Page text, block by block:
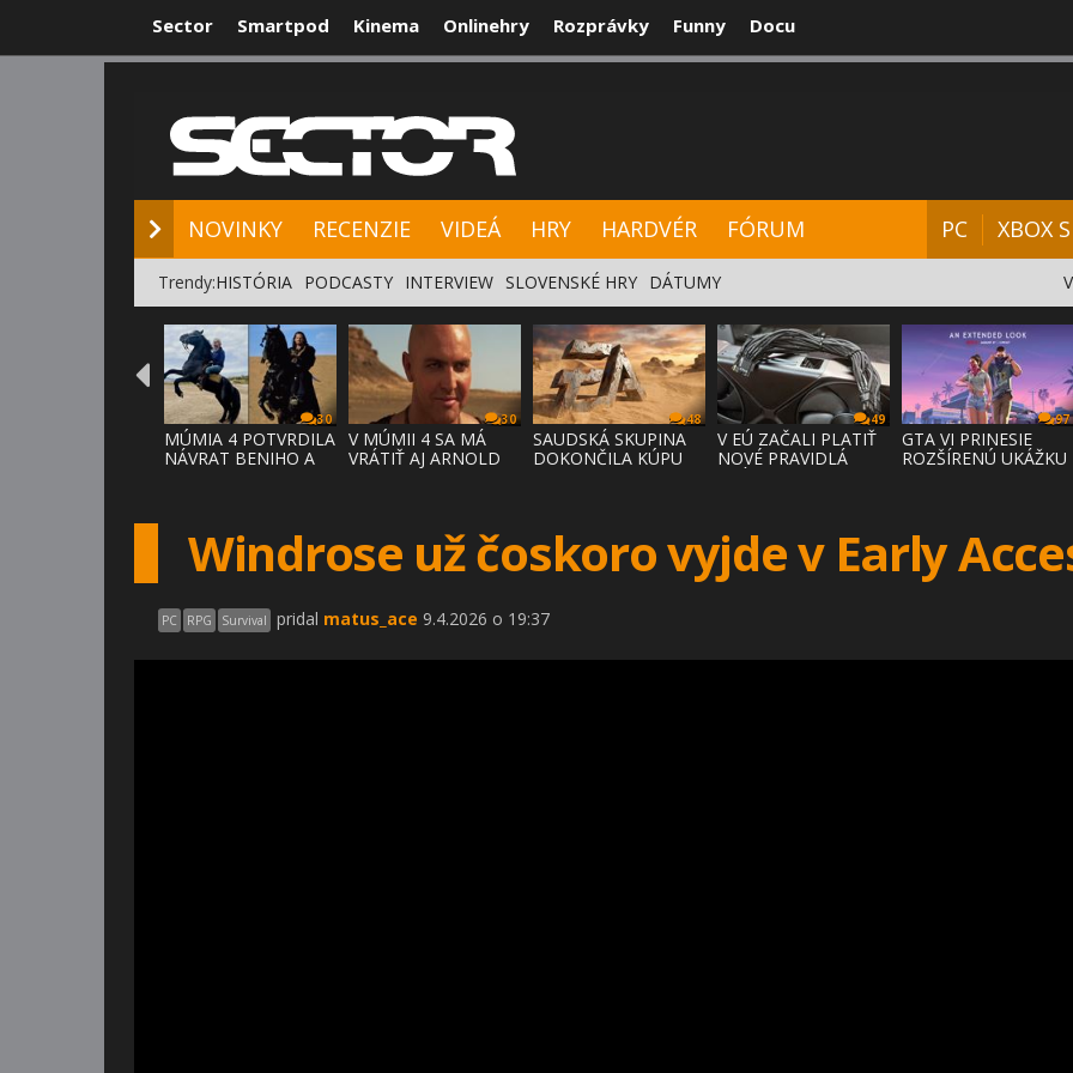
Sector Smartpod Kinema Onlinehry Rozprávky Funny Docu
NOVINKY RECENZIE VIDEÁ HRY HARDVÉR FÓRUM PC XBOX
Trendy:HISTÓRIA PODCASTY INTERVIEW SLOVENSKÉ HRY DÁTUMY
30
MÚMIA 4 POTVRDILA
NÁVRAT BENIHO A
30
V MÚMII 4 SA MÁ
VRÁTIŤ AJ ARNOLD
48
SAUDSKÁ SKUPINA
DOKONČILA KÚPU
49
V EÚ ZAČALI PLATIŤ
NOVÉ PRAVIDLÁ
97
GTA VI PRINESIE
ROZŠÍRENÚ UKÁŽKU
Windrose už čoskoro vyjde v Early
PC RPG Survival pridal matus_ace 9.4.2026 o 19:37